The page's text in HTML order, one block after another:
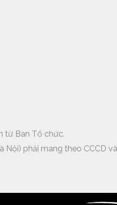
từ Ban Tổ chức.
Nội) phải mang theo CCCD